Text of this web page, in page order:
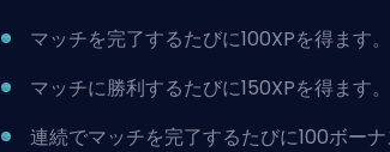
マッチを完了するたびに100XPを得ます。
マッチに勝利するたびに150XPを得ます。
連続でマッチを完了するたびに100ボーナ